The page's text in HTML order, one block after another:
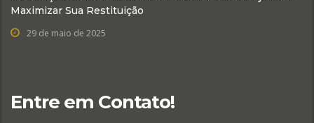
Maximizar Sua Restituição
29 de maio de 2025
Entre em Contato!